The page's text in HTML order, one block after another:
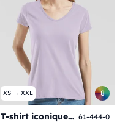
XS → XXL 8
T-shirt iconique à col en V pour femme 150 61-444-0